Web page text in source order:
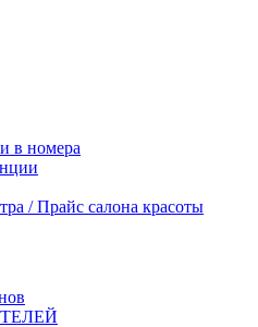
в номера
/ Прайс салона красоты